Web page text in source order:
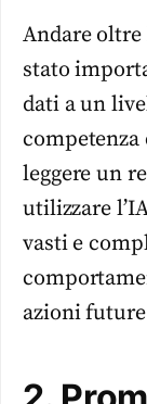
Andare oltre
stato
dati a un
competenza
leggere un
utilizzare
vasti e
azioni